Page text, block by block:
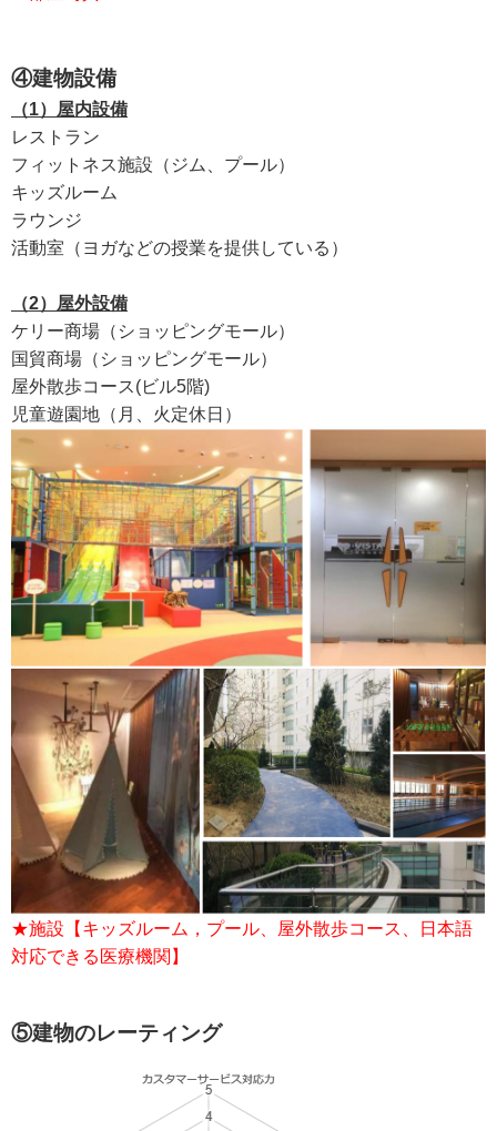
④建物設備
（1）屋内設備
レストラン
フィットネス施設（ジム、プール）
キッズルーム
ラウンジ
活動室（ヨガなどの授業を提供している）
（2）屋外設備
ケリー商場（ショッピングモール）
国貿商場（ショッピングモール）
屋外散歩コース(ビル5階)
児童遊園地（月、火定休日）
★施設【キッズルーム，プール、屋外散歩コース、日本語
対応できる医療機関】
⑤建物のレーティング